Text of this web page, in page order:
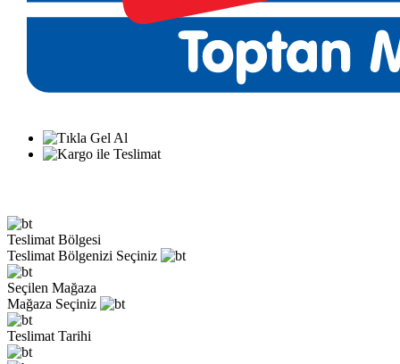
Teslimat Bölgesi
Teslimat Bölgenizi Seçiniz
Seçilen Mağaza
Mağaza Seçiniz
Teslimat Tarihi